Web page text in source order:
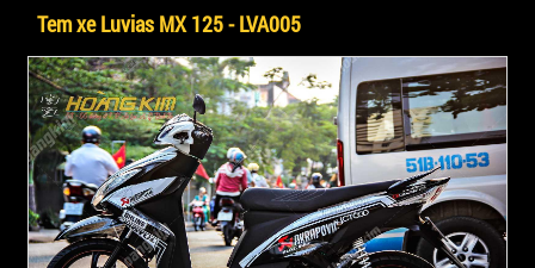
Tem xe Luvias MX 125 - LVA005